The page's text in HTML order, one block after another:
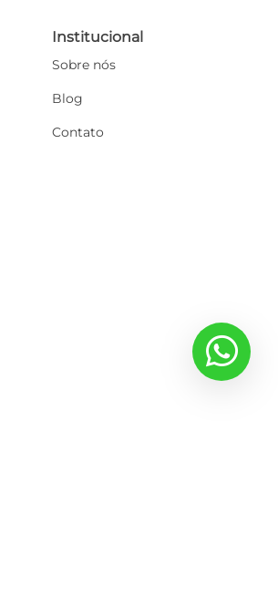
Institucional
Sobre nós
Blog
Contato